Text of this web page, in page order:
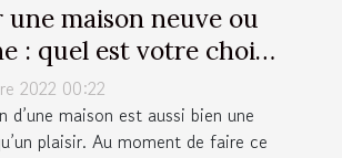
une maison neuve ou
: quel est votre choix
2022 00:22
d’une maison est aussi bien une
plaisir. Au moment de faire ce